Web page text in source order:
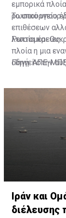
εμπορικά
ρωσικό
Το υπουργείο
επιθέσεων
λεπτομέρειες.
Ρωσία και
πλοία η μια
οδηγεί στην
συμφόρησης
Πηγή: ΑΠΕ-
Ιράν και
διέλευσης